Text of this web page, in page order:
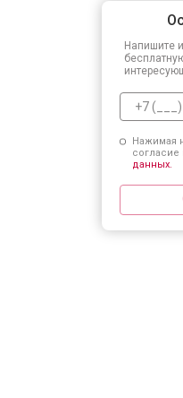
Напишите
Нажимая
согласие
данных.